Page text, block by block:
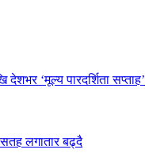
‘मूल्य पारदर्शिता सप्ताह’
सतह लगातार बढ्दै